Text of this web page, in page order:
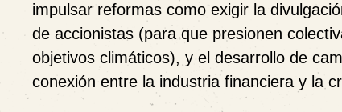
impulsar reformas como exigir la
de accionistas (para que presionen
objetivos climáticos), yel desarrollo de
conexión entre la industria financiera y la